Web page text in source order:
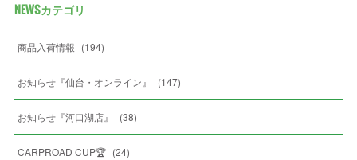
NEWSカテゴリ
商品入荷情報 (194)
お知らせ『仙台・オンライン』 (147)
お知らせ『河口湖店』 (38)
CARPROAD CUP🏆 (24)